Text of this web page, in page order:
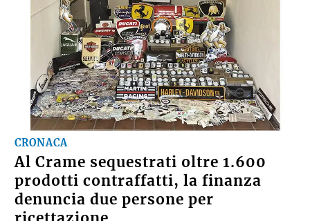
CRONACA
Al Crame sequestrati oltre 1.600
prodotti contraffatti, la finanza
denuncia due persone per